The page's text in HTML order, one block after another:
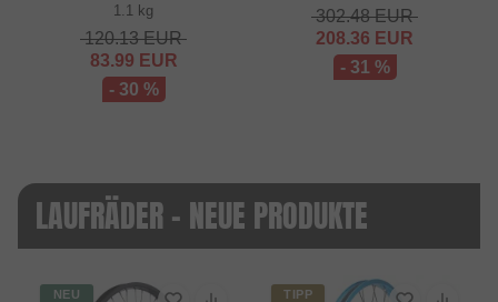
1.1 kg
120.13EUR
83.99 EUR
- 30 %
302.48EUR
208.36 EUR
- 31 %
LAUFRÄDER - NEUE PRODUKTE
NEU TIPP